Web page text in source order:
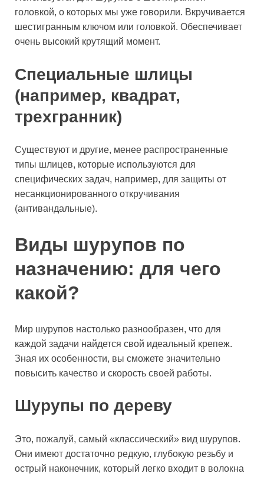
головкой, о которых мы уже говорили. Вкручивается
шестигранным ключом или головкой. Обеспечивает
очень высокий крутящий момент.
Специальные шлицы
(например, квадрат,
трехгранник)
Существуют и другие, менее распространенные
типы шлицев, которые используются для
специфических задач, например, для защиты от
несанкционированного откручивания
(антивандальные).
Виды шурупов по
назначению: для чего
какой?
Мир шурупов настолько разнообразен, что для
каждой задачи найдется свой идеальный крепеж.
Зная их особенности, вы сможете значительно
повысить качество и скорость своей работы.
Шурупы по дереву
Это, пожалуй, самый «классический» вид шурупов.
Они имеют достаточно редкую, глубокую резьбу и
острый наконечник, который легко входит в волокна